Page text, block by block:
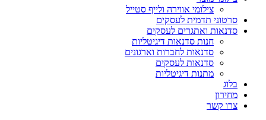
צילומי אווירה ולייף סטייל
סרטוני תדמית לעסקים
סדנאות ואתגרים לעסקים
חנות סדנאות דיגיטליות
סדנאות לחברות וארגונים
סדנאות לעסקים
מתנות דיגיטליות
בלוג
מחירון
צרו קשר